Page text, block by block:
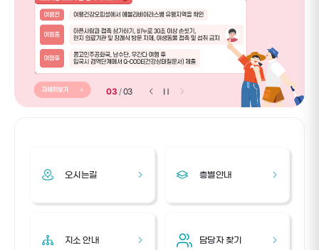
이전 슬라이더다음 슬라이더
03 /03
오시는길 층별안내
지소 안내 담당자 찾기